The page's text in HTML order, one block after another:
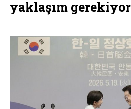
yaklaşım gerekiyor